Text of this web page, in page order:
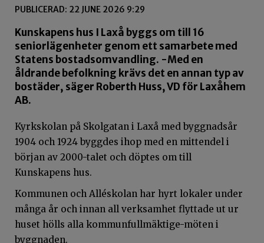
PUBLICERAD: 22 JUNE 2026 9:29
Kunskapens hus I Laxå byggs om till 16
seniorlägenheter genom ett samarbete med
Statens bostadsomvandling. -Med en
åldrande befolkning krävs det en annan typ av
bostäder, säger Roberth Huss, VD för Laxåhem
AB.
Kyrkskolan på Skolgatan i Laxå med byggnadsår
1904 och 1924 byggdes ihop med en mittendel i
början av 2000-talet och döptes om till
Kunskapens hus.
Kommunen och Alléskolan har hyrt lokaler under
många år och innan all verksamhet flyttade ut ur
huset hölls alla kommunfullmäktige-möten i
byggnaden.